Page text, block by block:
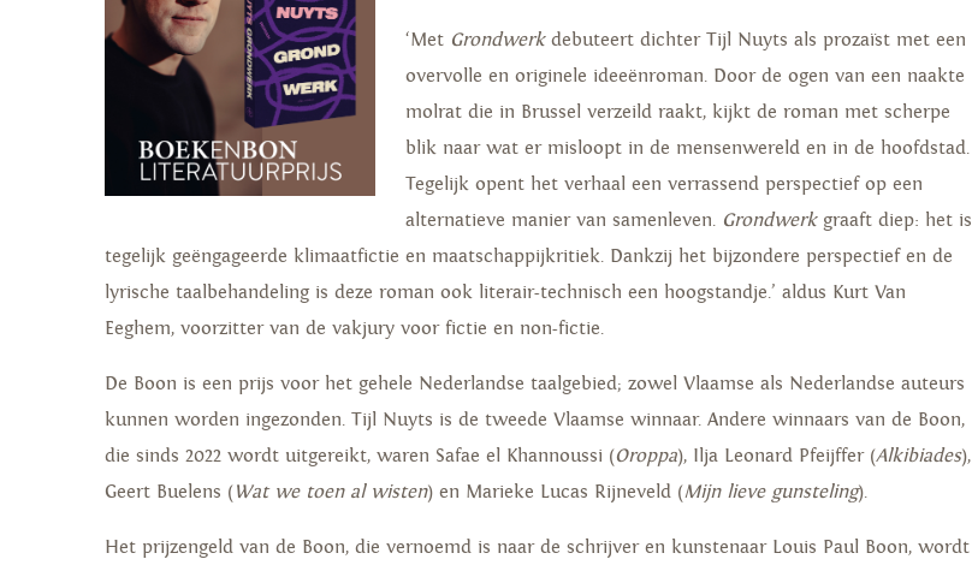
‘Met Grondwerkdebuteert dichter Tijl Nuyts als prozaïst met een
overvolle en originele ideeënroman. Door de ogen van een naakte
molrat die in Brussel verzeild raakt, kijkt de roman met scherpe
blik naar wat er misloopt in de mensenwereld en in de hoofdstad.
Tegelijk opent het verhaal een verrassend perspectief op een
alternatieve manier van samenleven. Grondwerkgraaft diep: het is
tegelijk geëngageerde klimaatfictie en maatschappijkritiek. Dankzij het bijzondere perspectief en de
lyrische taalbehandeling is deze roman ook literair-technisch een hoogstandje.’ aldus Kurt Van
Eeghem, voorzitter van de vakjury voor fictie en non-fictie.
De Boon is een prijs voor het gehele Nederlandse taalgebied; zowel Vlaamse als Nederlandse auteurs
kunnen worden ingezonden. Tijl Nuyts is de tweede Vlaamse winnaar. Andere winnaars van de Boon,
die sinds 2022 wordt uitgereikt, waren Safae el Khannoussi (Oroppa), Ilja Leonard Pfeijffer (Alkibiades),
Geert Buelens (Wat we toen al wisten) en Marieke Lucas Rijneveld (Mijn lieve gunsteling).
Het prijzengeld van de Boon, die vernoemd is naar de schrijver en kunstenaar Louis Paul Boon, wordt